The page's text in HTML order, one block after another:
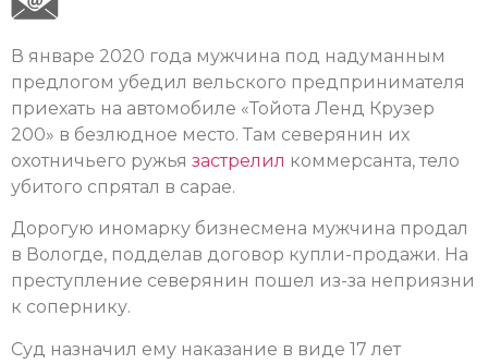
В январе 2020 года мужчина под надуманным
предлогом убедил вельского предпринимателя
приехать на автомобиле «Тойота Ленд Крузер
200» в безлюдное место. Там северянин их
охотничьего ружья застрелил коммерсанта, тело
убитого спрятал в сарае.
Дорогую иномарку бизнесмена мужчина продал
в Вологде, подделав договор купли-продажи. На
преступление северянин пошел из-за неприязни
к сопернику.
Суд назначил ему наказание в виде 17 лет